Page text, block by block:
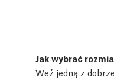
Jak wybrać
Weź jedną z